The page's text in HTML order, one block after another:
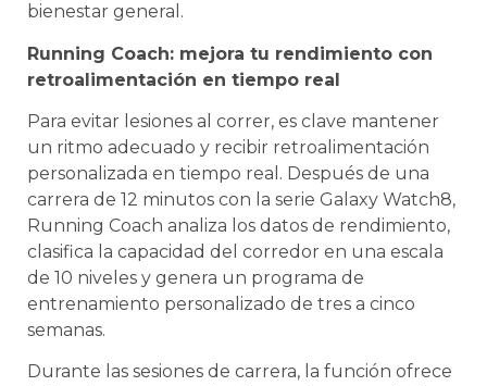
bienestar general.
Running Coach: mejora tu rendimiento con
retroalimentación en tiempo real
Para evitar lesiones al correr, es clave mantener
un ritmo adecuado y recibir retroalimentación
personalizada en tiempo real. Después de una
carrera de 12 minutos con la serie Galaxy Watch8,
Running Coach analiza los datos de rendimiento,
clasifica la capacidad del corredor en una escala
de 10 niveles y genera un programa de
entrenamiento personalizado de tres a cinco
semanas.
Durante las sesiones de carrera, la función ofrece